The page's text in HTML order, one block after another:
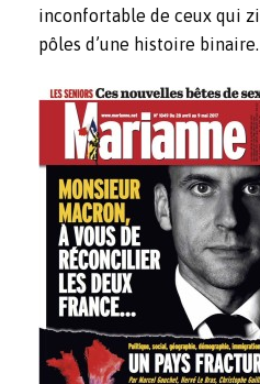
inconfortable de ceux qui
pôles d’une histoire binaire.